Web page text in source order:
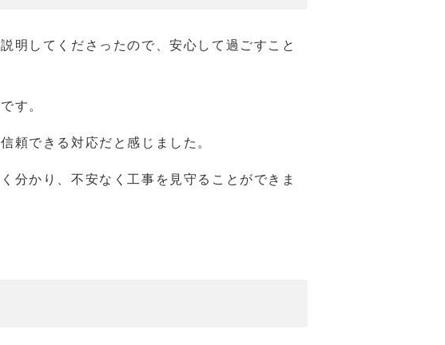
明してくださったので、安心して過ごすこと
す。
頼できる対応だと感じました。
分かり、不安なく工事を見守ることができま